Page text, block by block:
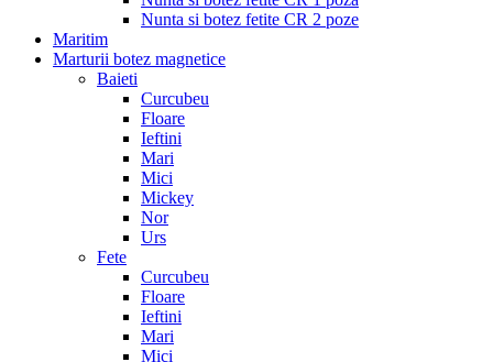
Nunta si botez fetite CR 2 poze
Maritim
Marturii botez magnetice
Baieti
Curcubeu
Floare
Ieftini
Mari
Mici
Mickey
Nor
Urs
Fete
Curcubeu
Floare
Ieftini
Mari
Mici